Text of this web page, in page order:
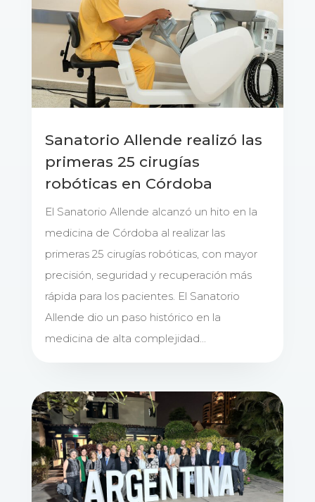
Sanatorio Allende realizó las
primeras 25 cirugías
robóticas en Córdoba
El Sanatorio Allende alcanzó un hito en la
medicina de Córdoba al realizar las
primeras 25 cirugías robóticas, con mayor
precisión, seguridad y recuperación más
rápida para los pacientes. El Sanatorio
Allende dio un paso histórico en la
medicina de alta complejidad...